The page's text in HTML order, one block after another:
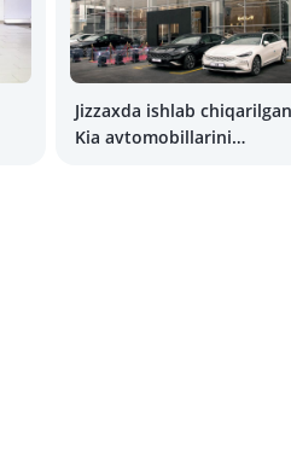
Jizzaxda ishlab chiqarilgan
Kia avtomobillarini